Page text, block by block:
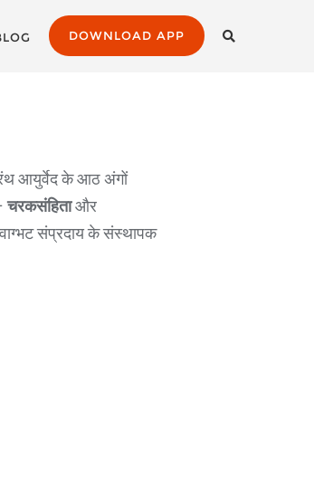
DOWNLOAD APP
ग्रंथ आयुर्वेद के आठ अंगों
चरकसंहिताऔर
वाग्भट संप्रदाय के संस्थापक